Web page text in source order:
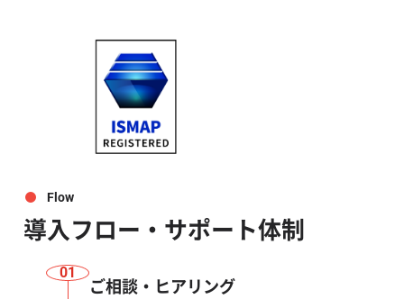
Flow
導入フロー・サポート体制
01
ご相談・ヒアリング